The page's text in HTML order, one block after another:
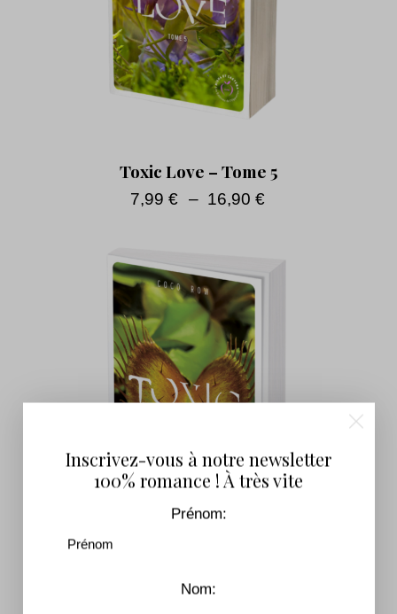
Toxic Love – Tome 5
7,99 € – 16,90 €
Toxic Love – Tome 2
Inscrivez-vous à notre newsletter
100% romance ! À très vite
Prénom:
Nom: